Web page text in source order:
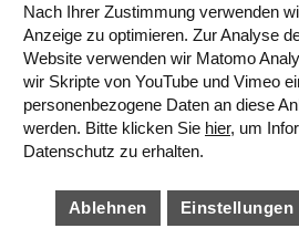
SITEMAP
TERMS AND CONDITIONS
PRIVACY POLICY
BARRIEREFREIHEIT
COOKIE SETTINGS
Nach Ihrer Zustimmung verwenden
Anzeige zu optimieren. Zur Analyse
Website verwenden wir Matomo
wir Skripte von YouTube und Vimeo
personenbezogene Daten an diese
werden. Bitte klicken Sie hier, um
Datenschutz zu erhalten.
Ablehnen Einstellungen